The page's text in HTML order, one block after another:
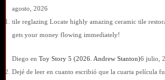
agosto, 2026
tile reglazing Locate highly amazing ceramic tile
gets your money flowing immediately!
Diego en Toy Story 5 (2026. Andrew Stanton)6 julio,
Dejé de leer en cuanto escribió que la cuarta película